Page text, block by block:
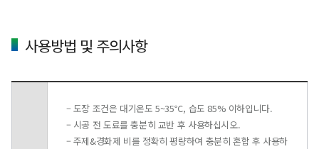
사용방법 및 주의사항
– 도장 조건은 대기온도 5~35℃, 습도 85% 이하입니다.
– 시공 전 도료를 충분히 교반 후 사용하십시오.
– 주제&경화제 비를 정확히 평량하여 충분히 혼합 후 사용하